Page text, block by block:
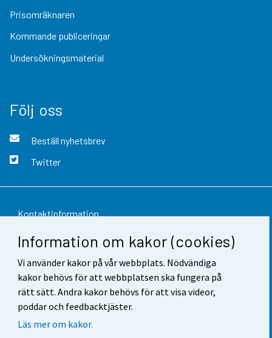
Information om kakor (cookies)
Vi använder kakor på vår webbplats. Nödvändiga
kakor behövs för att webbplatsen ska fungera på
rätt sätt. Andra kakor behövs för att visa videor,
poddar och feedbacktjäster.
Läs mer om kakor.
Prisomräknaren
Kommande publiceringar
Undersökningsmaterial
Följ oss
Beställ nyhetsbrev
Twitter
Kontaktinformation
Respons
Användarvillkor
Dataskydd
Tillgänglighet